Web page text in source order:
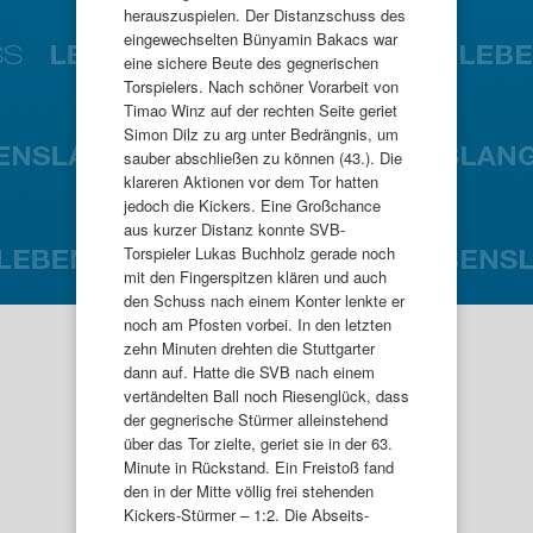
herauszuspielen. Der Distanzschuss des
eingewechselten Bünyamin Bakacs war
eine sichere Beute des gegnerischen
Torspielers. Nach schöner Vorarbeit von
Timao Winz auf der rechten Seite geriet
Simon Dilz zu arg unter Bedrängnis, um
sauber abschließen zu können (43.). Die
klareren Aktionen vor dem Tor hatten
jedoch die Kickers. Eine Großchance
aus kurzer Distanz konnte SVB-
Torspieler Lukas Buchholz gerade noch
mit den Fingerspitzen klären und auch
den Schuss nach einem Konter lenkte er
noch am Pfosten vorbei. In den letzten
zehn Minuten drehten die Stuttgarter
dann auf. Hatte die SVB nach einem
vertändelten Ball noch Riesenglück, dass
der gegnerische Stürmer alleinstehend
über das Tor zielte, geriet sie in der 63.
Minute in Rückstand. Ein Freistoß fand
den in der Mitte völlig frei stehenden
Kickers-Stürmer – 1:2. Die Abseits-